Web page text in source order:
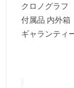
クロノグラフ
付属品 内外箱
ギャランティ